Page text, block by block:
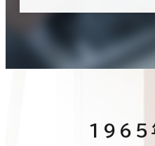
1965